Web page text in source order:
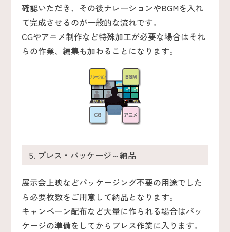
確認いただき、その後ナレーションやBGMを入れ
て完成させるのが一般的な流れです。
CGやアニメ制作など特殊加工が必要な場合はそれ
らの作業、編集も加わることになります。
5. プレス・パッケージ～納品
展示会上映などパッケージング不要の用途でした
ら必要枚数をご用意して納品となります。
キャンペーン配布など大量に作られる場合はパッ
ケージの準備をしてからプレス作業に入ります。